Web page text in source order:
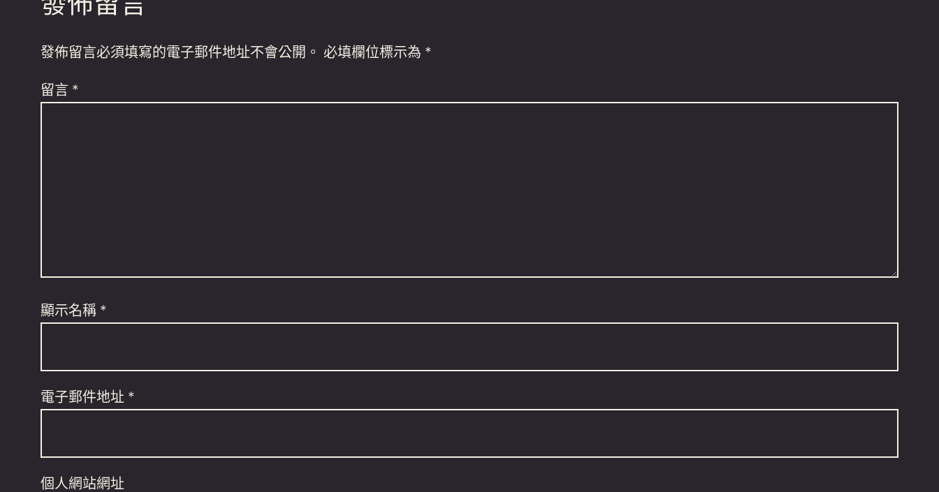
發佈留言必須填寫的電子郵件地址不會公開。 必填欄位標示為 *
留言 *
顯示名稱 *
電子郵件地址 *
個人網站網址